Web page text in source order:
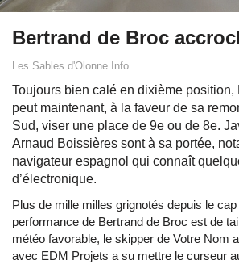
Bertrand de Broc
Les Sables d'Olonne Info
Toujours bien calé en dixième position,
peut maintenant, à la faveur de sa
Sud, viser une place de 9e ou de 8e.
Arnaud Boissières sont à sa portée,
navigateur espagnol qui connaît
d’électronique.
Plus de mille milles grignotés depuis le
performance de Bertrand de Broc est de
météo favorable, le skipper de Votre Nom
avec EDM Projets a su mettre le curseur